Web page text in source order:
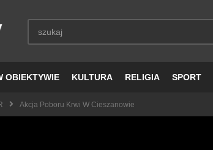
OBIEKTYWIE KULTURA RELIGIA SPORT
Akcja Poboru Krwi W Cieszanowie